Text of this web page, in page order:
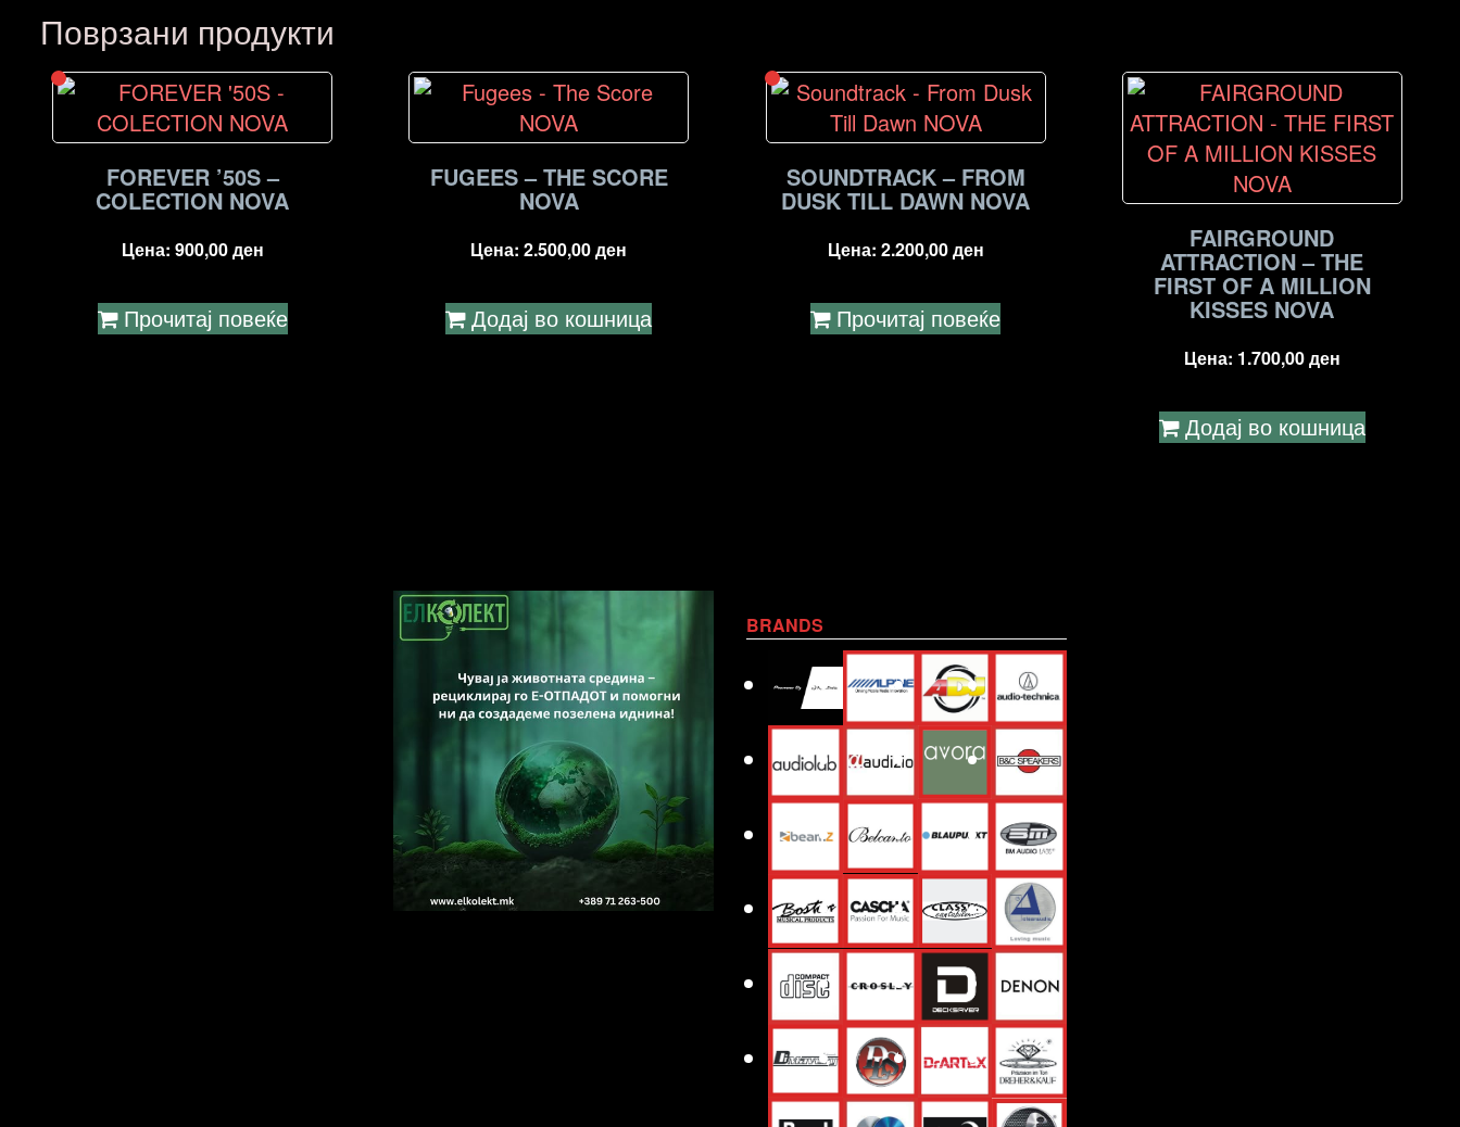
Поврзани продукти
FOREVER ’50S –
COLECTION NOVA
Цена: 900,00ден
Прочитај повеќе
FUGEES – THE SCORE
NOVA
Цена:2.500,00ден
Додај во кошница
SOUNDTRACK – FROM
DUSK TILL DAWN NOVA
Цена: 2.200,00ден
Прочитај повеќе
FAIRGROUND
ATTRACTION – THE
FIRST OF A MILLION
KISSES NOVA
Цена: 1.700,00ден
Додај во кошница
BRANDS